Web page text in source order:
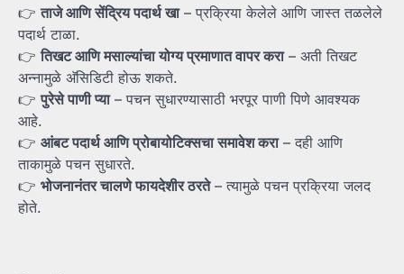
👉ताजेआणिसेंद्रियपदार्थखा– प्रक्रिया केलेले आणि जास्त तळलेले
पदार्थ टाळा.
👉तिखटआणिमसाल्यांचायोग्यप्रमाणातवापरकरा– अती तिखट
अन्नामुळे अ‍ॅसिडिटी होऊ शकते.
👉पुरेसेपाणीप्या– पचन सुधारण्यासाठी भरपूर पाणी पिणे आवश्यक
आहे.
👉 आंबटपदार्थआणिप्रोबायोटिक्सचासमावेशकरा– दही आणि
ताकामुळे पचन सुधारते.
👉 भोजनानंतरचालणेफायदेशीरठरते– त्यामुळे पचन प्रक्रिया जलद
होते.